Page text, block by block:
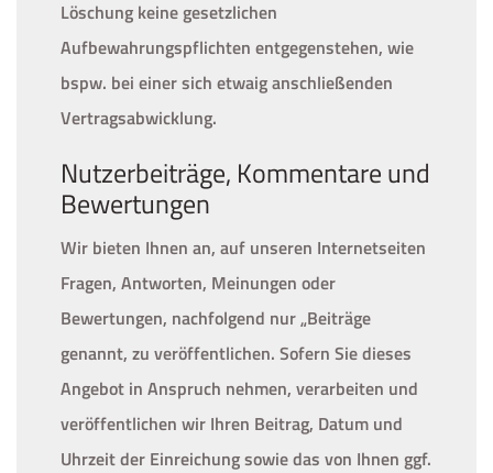
Löschung keine gesetzlichen
Aufbewahrungspflichten entgegenstehen, wie
bspw. bei einer sich etwaig anschließenden
Vertragsabwicklung.
Nutzerbeiträge, Kommentare und
Bewertungen
Wir bieten Ihnen an, auf unseren Internetseiten
Fragen, Antworten, Meinungen oder
Bewertungen, nachfolgend nur „Beiträge
genannt, zu veröffentlichen. Sofern Sie dieses
Angebot in Anspruch nehmen, verarbeiten und
veröffentlichen wir Ihren Beitrag, Datum und
Uhrzeit der Einreichung sowie das von Ihnen ggf.